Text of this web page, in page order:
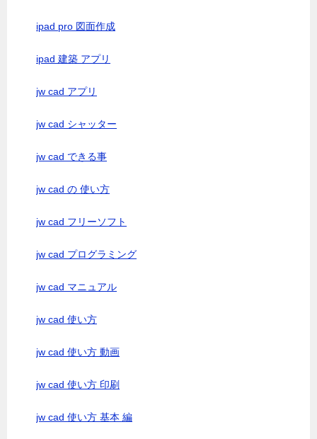
ipad pro 図面作成
ipad 建築 アプリ
jw cad アプリ
jw cad シャッター
jw cad できる事
jw cad の 使い方
jw cad フリーソフト
jw cad プログラミング
jw cad マニュアル
jw cad 使い方
jw cad 使い方 動画
jw cad 使い方 印刷
jw cad 使い方 基本 編